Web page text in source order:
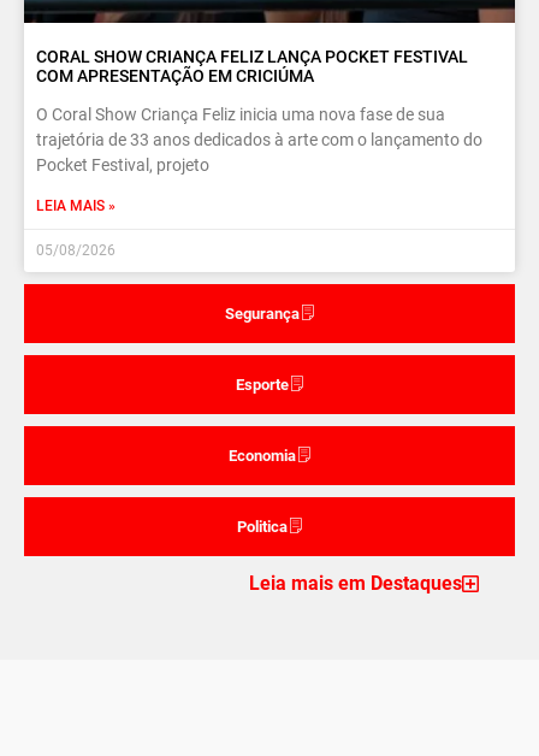
Segurança
Esporte
Economia
Politica
CORAL SHOW CRIANÇA FELIZ LANÇA POCKET FESTIVAL
COM APRESENTAÇÃO EM CRICIÚMA
O Coral Show Criança Feliz inicia uma nova fase de sua
trajetória de 33 anos dedicados à arte com o lançamento do
Pocket Festival, projeto
LEIA MAIS »
05/08/2026
Leia mais em Destaques